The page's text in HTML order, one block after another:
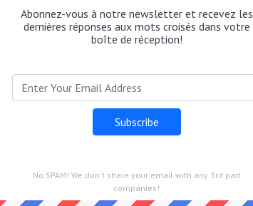
Abonnez-vous à notre newsletter et recevez les
dernières réponses aux mots croisés dans votre
boîte de réception!
No SPAM! We don't share your email with any 3rd part
companies!